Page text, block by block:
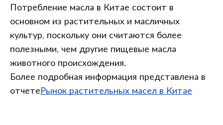
Потребление масла в Китае состоит в
основном из растительных и масличных
культур, поскольку они считаются более
полезными, чем другие пищевые масла
животного происхождения.
Более подробная информация представлена в
отчете Рынок растительных масел в Китае